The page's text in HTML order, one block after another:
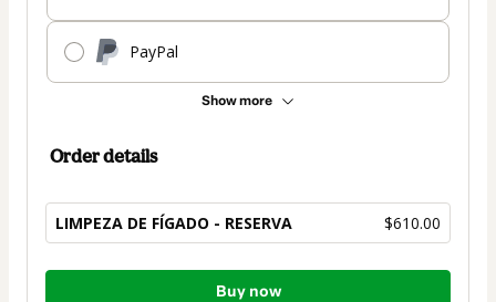
PayPal
Show more
Order details
LIMPEZA DE FÍGADO - RESERVA $610.00
Total
Buy now